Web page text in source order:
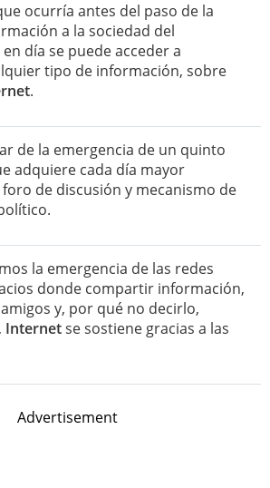
ocurría antes del paso de la
a la sociedad del
día se puede acceder a
tipo de información, sobre
.
de la emergencia de un quinto
adquiere cada día mayor
de discusión y mecanismo de
la emergencia de las redes
donde compartir información,
y, por qué no decirlo,
Internetse sostiene gracias a las
Advertisement